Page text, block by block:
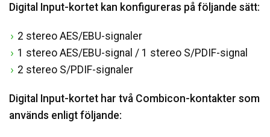
Digital Input-kortet kan konfigureras på följande sätt:
2 stereo AES/EBU-signaler
1 stereo AES/EBU-signal / 1 stereo S/PDIF-signal
2 stereo S/PDIF-signaler
Digital Input-kortet har två Combicon-kontakter som
används enligt följande: